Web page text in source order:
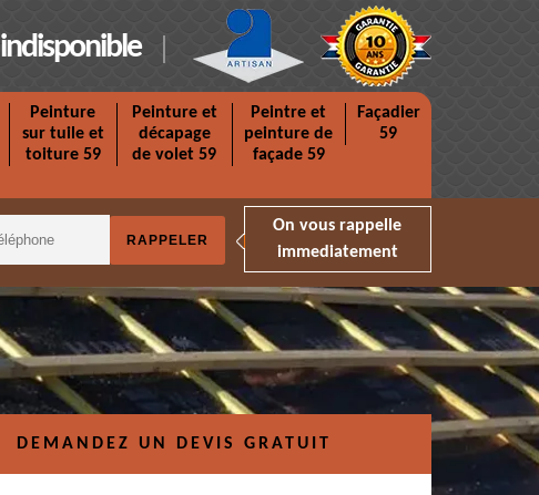
indisponible
Peinture
sur tuile et
toiture 59
Peinture et
décapage
de volet 59
Peintre et
peinture de
façade 59
Façadier
59
On vous rappelle
immediatement
DEMANDEZ UN DEVIS GRATUIT